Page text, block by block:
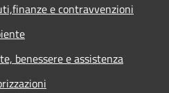
e contravvenzioni
benessere e assistenza